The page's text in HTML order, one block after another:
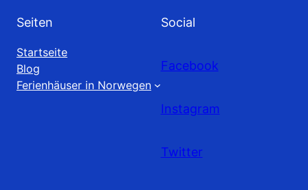
Seiten
Startseite
Blog
Ferienhäuser in Norwegen
Social
Facebook
Instagram
Twitter